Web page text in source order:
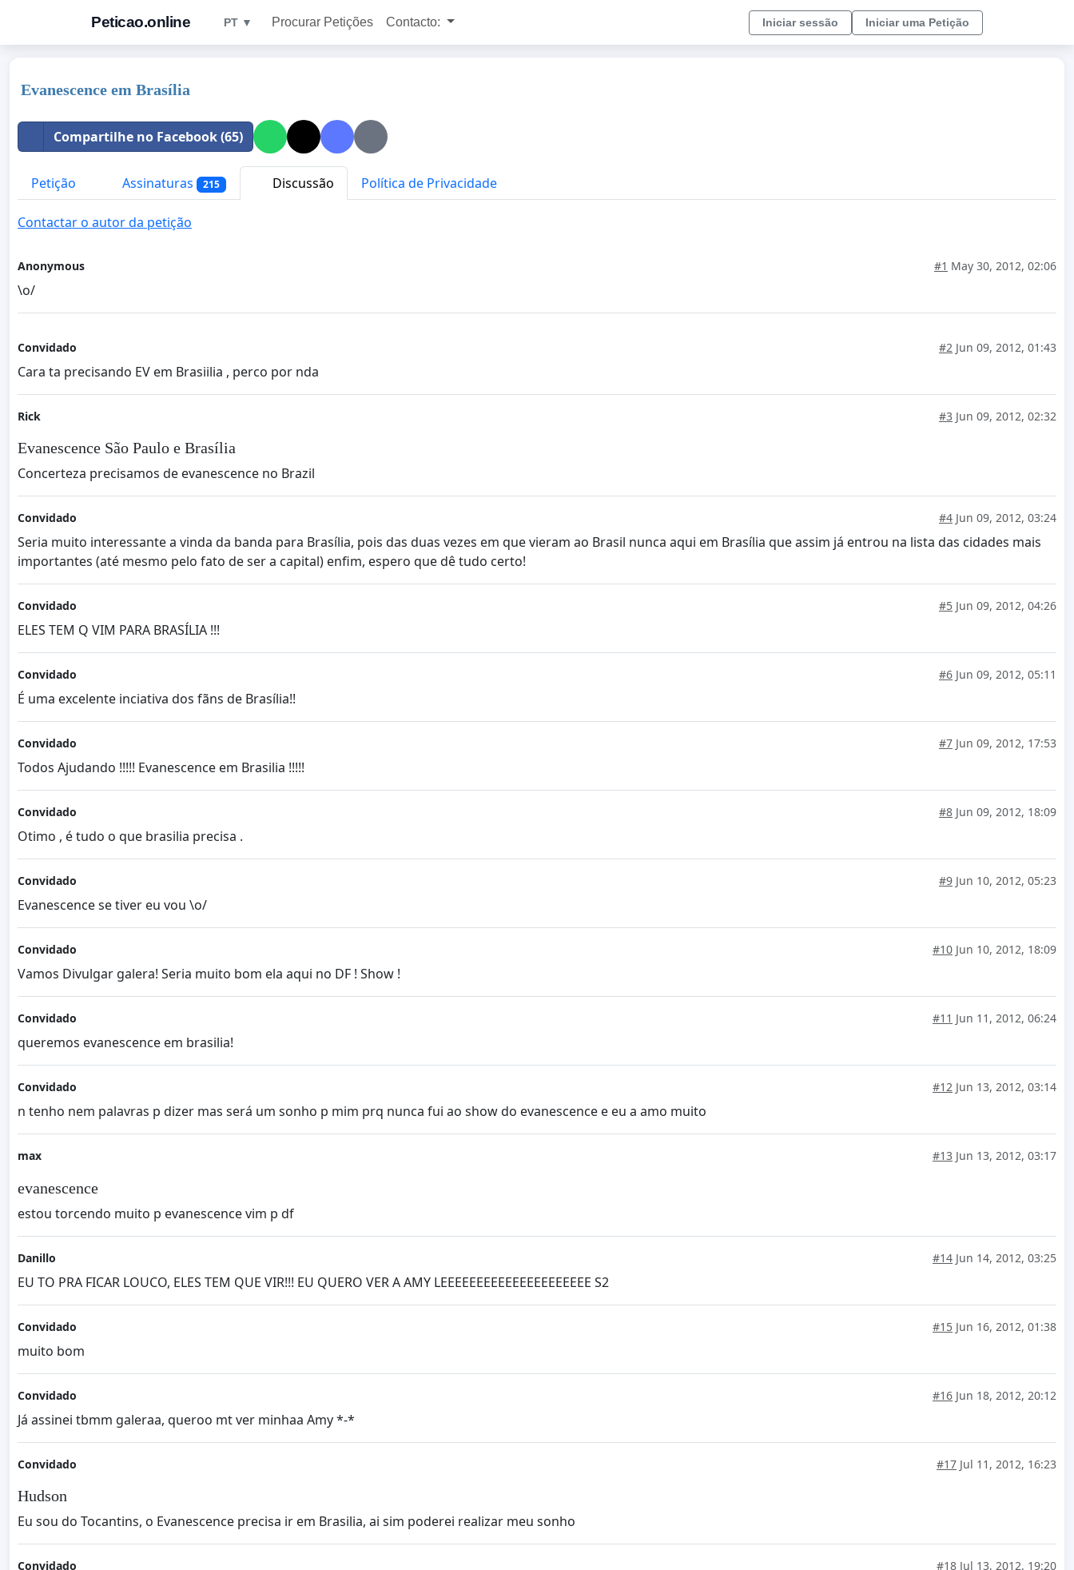
Peticao.online PT ▼ Procurar Petições Contacto: Iniciar sessão Iniciar uma Petição
Evanescence em Brasília
Compartilhe no Facebook (65)
Petição Assinaturas 215 Discussão Política de Privacidade
Contactar o autor da petição
Anonymous #1 May 30, 2012, 02:06
\o/
Convidado #2 Jun 09, 2012, 01:43
Cara ta precisando EV em Brasiilia , perco por nda
Rick #3 Jun 09, 2012, 02:32
Evanescence São Paulo e Brasília
Concerteza precisamos de evanescence no Brazil
Convidado #4 Jun 09, 2012, 03:24
Seria muito interessante a vinda da banda para Brasília, pois das duas vezes em que vieram ao Brasil nunca aqui em Brasília que assim já entrou na lista das cidades mais
importantes (até mesmo pelo fato de ser a capital) enfim, espero que dê tudo certo!
Convidado #5 Jun 09, 2012, 04:26
ELES TEM Q VIM PARA BRASÍLIA !!!
Convidado #6 Jun 09, 2012, 05:11
É uma excelente inciativa dos fãns de Brasília!!
Convidado #7 Jun 09, 2012, 17:53
Todos Ajudando !!!!! Evanescence em Brasilia !!!!!
Convidado #8 Jun 09, 2012, 18:09
Otimo , é tudo o que brasilia precisa .
Convidado #9 Jun 10, 2012, 05:23
Evanescence se tiver eu vou \o/
Convidado #10 Jun 10, 2012, 18:09
Vamos Divulgar galera! Seria muito bom ela aqui no DF ! Show !
Convidado #11 Jun 11, 2012, 06:24
queremos evanescence em brasilia!
Convidado #12 Jun 13, 2012, 03:14
n tenho nem palavras p dizer mas será um sonho p mim prq nunca fui ao show do evanescence e eu a amo muito
max #13 Jun 13, 2012, 03:17
evanescence
estou torcendo muito p evanescence vim p df
Danillo #14 Jun 14, 2012, 03:25
EU TO PRA FICAR LOUCO, ELES TEM QUE VIR!!! EU QUERO VER A AMY LEEEEEEEEEEEEEEEEEEEEE S2
Convidado #15 Jun 16, 2012, 01:38
muito bom
Convidado #16 Jun 18, 2012, 20:12
Já assinei tbmm galeraa, queroo mt ver minhaa Amy *-*
Convidado #17 Jul 11, 2012, 16:23
Hudson
Eu sou do Tocantins, o Evanescence precisa ir em Brasilia, ai sim poderei realizar meu sonho
Convidado #18 Jul 13, 2012, 19:20